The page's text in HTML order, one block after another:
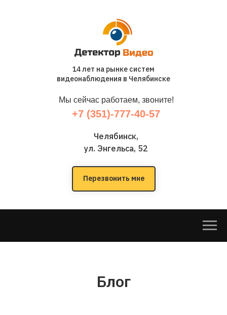
14 лет на рынке систем
видеонаблюдения в Челябинске
Мы сейчас работаем, звоните!
+7 (351)-777-40-57
Челябинск,
ул. Энгельса, 52
Перезвонить мне
Блог